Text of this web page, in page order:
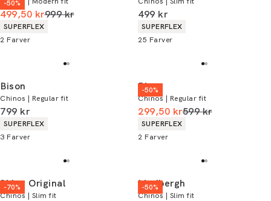
-50%
499,50 krI alt (uden rabat)
999 kr
Produkt egenskaber
SUPERFLEX
2 Farver
I alt (inkl. rabat)
499 kr
Produkt egenskaber
SUPERFLEX
25 Farver
Bison
Chinos | Regular fit
I alt (inkl. rabat)
799 kr
Produkt egenskaber
SUPERFLEX
3 Farver
-50%
Bison
Chinos | Regular fit
299,50 krI alt (uden rabat)
599 kr
Produkt egenskaber
SUPERFLEX
2 Farver
-70%
Shine Original
Chinos | Slim fit
-50%
Lindbergh
Chinos | Slim fit